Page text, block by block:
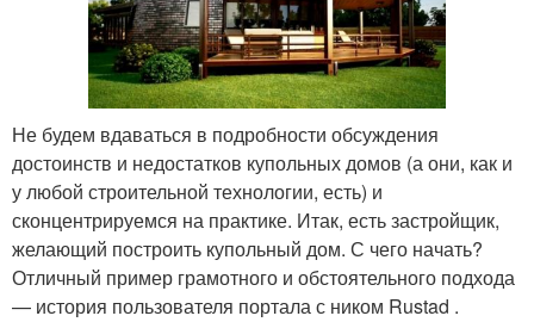
Не будем вдаваться в подробности обсуждения
достоинств и недостатков купольных домов (а они, как и
у любой строительной технологии, есть) и
сконцентрируемся на практике. Итак, есть застройщик,
желающий построить купольный дом. С чего начать?
Отличный пример грамотного и обстоятельного подхода
— история пользователя портала с ником Rustad .